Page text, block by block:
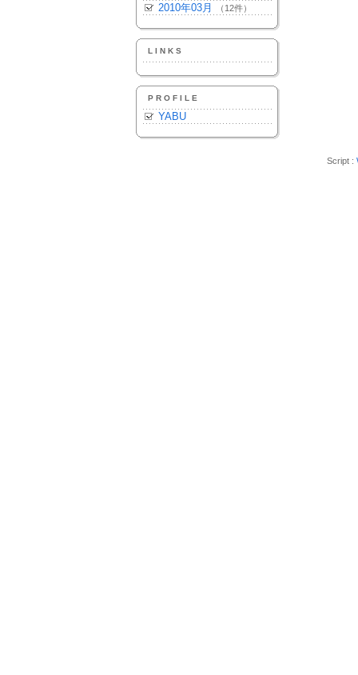
2010年03月 （12件）
LINKS
PROFILE
YABU
Script :